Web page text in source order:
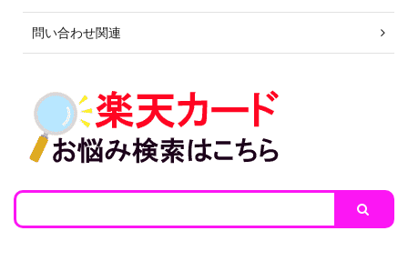
問い合わせ関連